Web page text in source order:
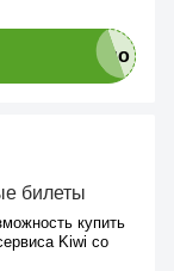
билеты
купить
Kiwi со